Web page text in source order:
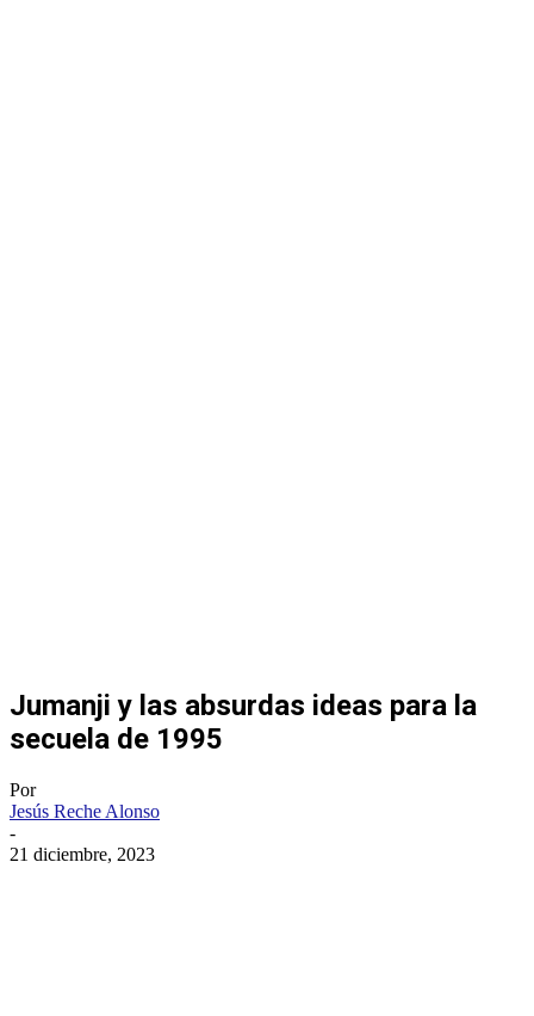
Jumanji y las absurdas ideas para la
secuela de 1995
Por
Jesús Reche Alonso
-
21 diciembre, 2023